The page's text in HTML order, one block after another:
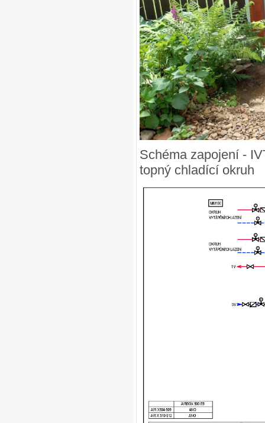
Schéma zapojení -
topný chladící okruh